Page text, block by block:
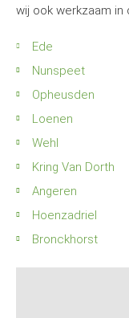
wij ook werkzaam in
Ede
Nunspeet
Opheusden
Loenen
Wehl
Kring Van Dorth
Angeren
Hoenzadriel
Bronckhorst